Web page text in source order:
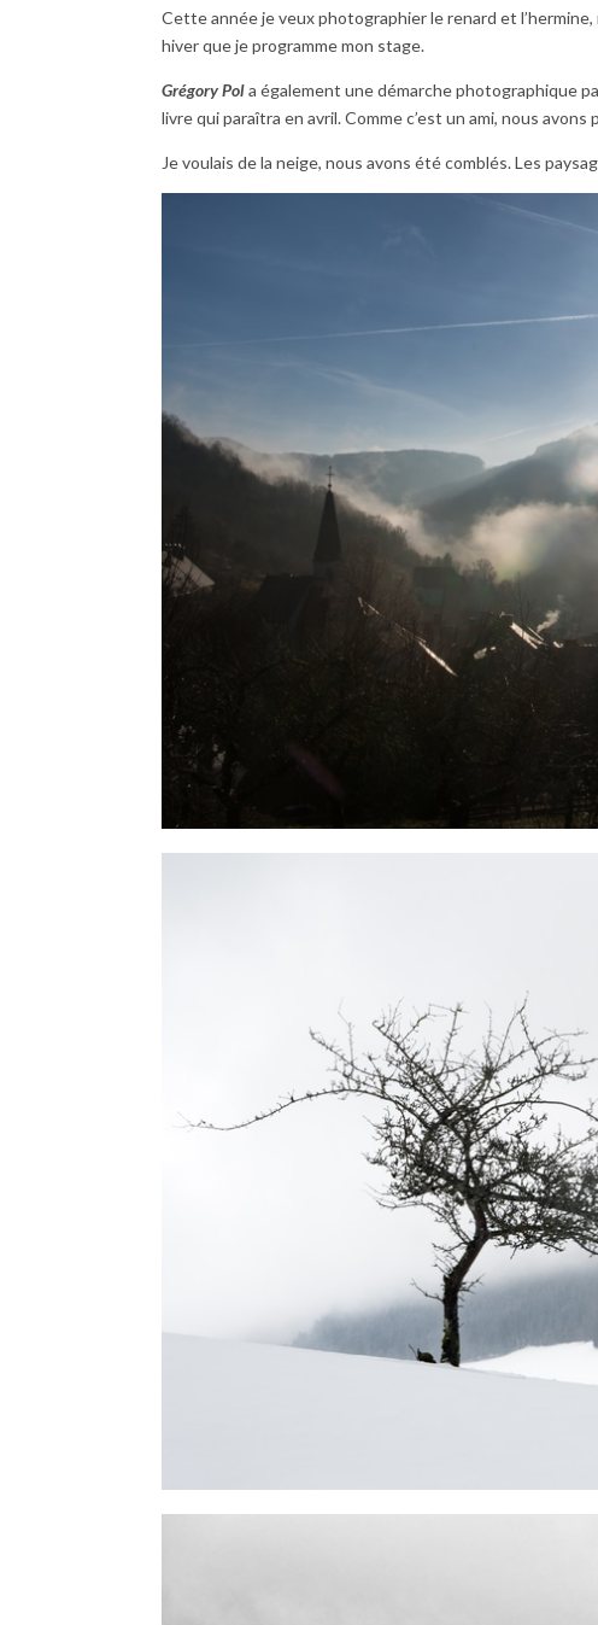
Cette année je veux photographier le renard et
hiver que je programme mon stage.
Grégory Pola également une démarche photographique
livre qui paraîtra en avril. Comme c’est un ami, nous avons
Je voulais de la neige, nous avons été comblés. Les